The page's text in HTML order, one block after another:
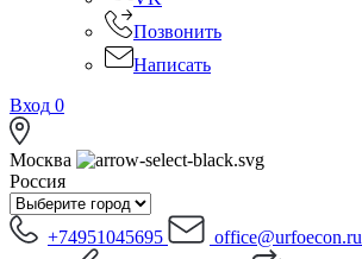
Позвонить
Написать
Вход 0
Москва
Россия
+74951045695 office@urfoecon.ru